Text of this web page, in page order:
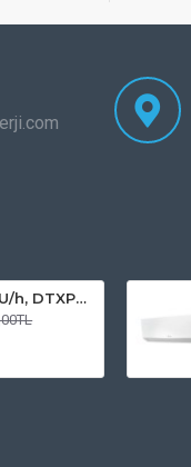
Daylux 24000 BTU/h, DTXP71A İnverterli Klima R32 Gazlı